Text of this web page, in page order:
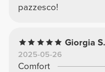
pazzesco!
Giorgia S.
2025-05-26
Comfort